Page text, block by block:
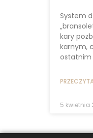
System
kary
karnym,
ostatnim
5 kwietnia